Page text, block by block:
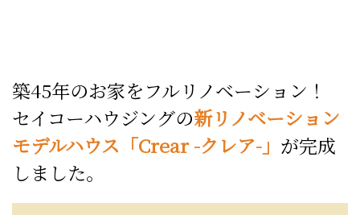
築45年のお家をフルリノベーション！
セイコーハウジングの新リノベーション
モデルハウス「Crear -クレア-」 が完成
しました。